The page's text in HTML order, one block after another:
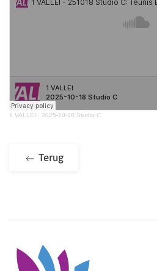
1 VALLEI · 2025-10-18 Studio C
Terug